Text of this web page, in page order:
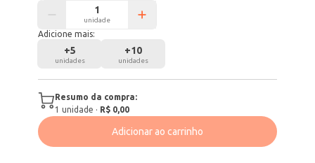
unidade
Adicione mais:
+5
unidades
+10
unidades
Resumo da compra:
1 unidade · R$ 0,00
Adicionar ao carrinho